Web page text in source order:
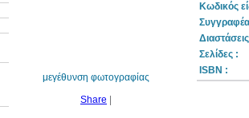
μεγέθυνση φωτογραφίας
Share
Κωδικός
Σελίδες :
ISBN :